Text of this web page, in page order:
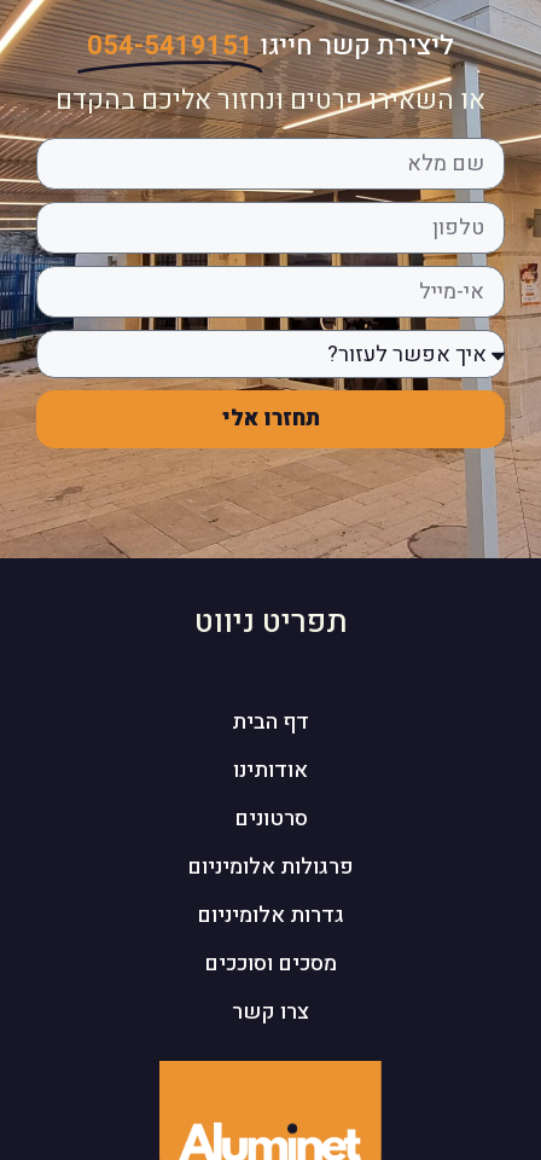
ליצירת קשר חייגו054-5419151​
או השאירו פרטים ונחזור אליכם בהקדם
תחזרו אלי
תפריט ניווט
דף הבית
אודותינו
סרטונים
פרגולות אלומיניום
גדרות אלומיניום
מסכים וסוככים
צרו קשר